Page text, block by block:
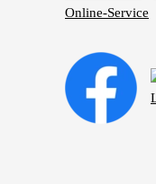
Online-Service